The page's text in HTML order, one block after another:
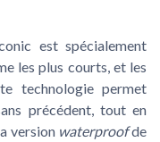
est spécialement
les plus courts, et les
technologie permet
précédent, tout en
version waterproofde